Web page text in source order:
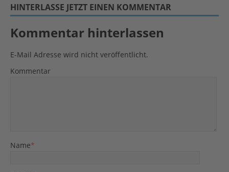
HINTERLASSE JETZT EINEN KOMMENTAR
Kommentar hinterlassen
E-Mail Adresse wird nicht veröffentlicht.
Kommentar
Name*